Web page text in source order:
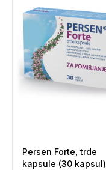
Persen Forte, trde
kapsule (30 kapsul)